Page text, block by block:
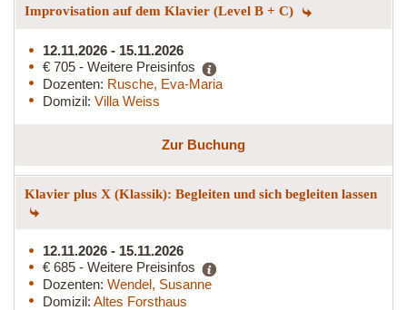
Improvisation auf dem Klavier (Level B + C)
12.11.2026 - 15.11.2026
€ 705 - Weitere Preisinfos
Dozenten: Rusche, Eva-Maria
Domizil: Villa Weiss
Zur Buchung
Klavier plus X (Klassik): Begleiten und sich begleiten lassen
12.11.2026 - 15.11.2026
€ 685 - Weitere Preisinfos
Dozenten: Wendel, Susanne
Domizil: Altes Forsthaus